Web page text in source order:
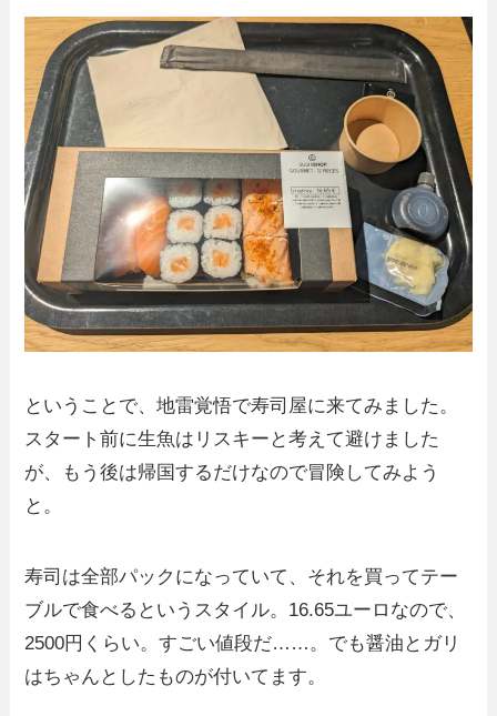
ということで、地雷覚悟で寿司屋に来てみました。
スタート前に生魚はリスキーと考えて避けました
が、もう後は帰国するだけなので冒険してみよう
と。
寿司は全部パックになっていて、それを買ってテー
ブルで食べるというスタイル。16.65ユーロなので、
2500円くらい。すごい値段だ……。でも醤油とガリ
はちゃんとしたものが付いてます。